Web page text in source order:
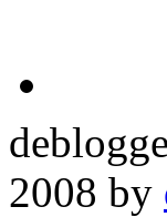
2008 by